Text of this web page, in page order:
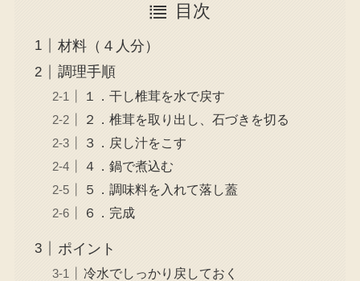
目次
材料（４人分）
調理手順
１．干し椎茸を水で戻す
２．椎茸を取り出し、石づきを切る
３．戻し汁をこす
４．鍋で煮込む
５．調味料を入れて落し蓋
６．完成
ポイント
冷水でしっかり戻しておく